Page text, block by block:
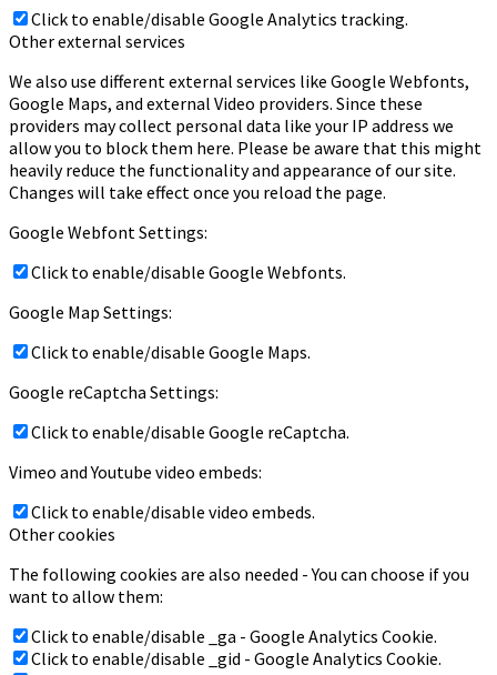
Click to enable/disable Google Analytics tracking.
Other external services
We also use different external services like Google Webfonts,
Google Maps, and external Video providers. Since these
providers may collect personal data like your IP address we
allow you to block them here. Please be aware that this might
heavily reduce the functionality and appearance of our site.
Changes will take effect once you reload the page.
Google Webfont Settings:
Click to enable/disable Google Webfonts.
Google Map Settings:
Click to enable/disable Google Maps.
Google reCaptcha Settings:
Click to enable/disable Google reCaptcha.
Vimeo and Youtube video embeds:
Click to enable/disable video embeds.
Other cookies
The following cookies are also needed - You can choose if you
want to allow them:
Click to enable/disable _ga - Google Analytics Cookie.
Click to enable/disable _gid - Google Analytics Cookie.